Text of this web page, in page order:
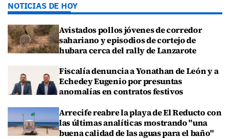
NOTICIAS DE HOY
Avistados pollos jóvenes de corredor
sahariano y episodios de cortejo de
hubara cerca del rally de Lanzarote
Fiscalía denuncia a Yonathan de León y a
Echedey Eugenio por presuntas
anomalías en contratos festivos
Arrecife reabre la playa de El Reducto con
las últimas analíticas mostrando "una
buena calidad de las aguas para el baño"